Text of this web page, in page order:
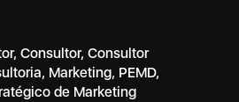
, Consultor, Consultor
, Marketing, PEMD,
de Marketing